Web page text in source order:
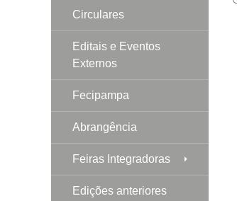
Circulares
Editais e Eventos
Externos
Fecipampa
Abrangência
Feiras Integradoras
Edições anteriores